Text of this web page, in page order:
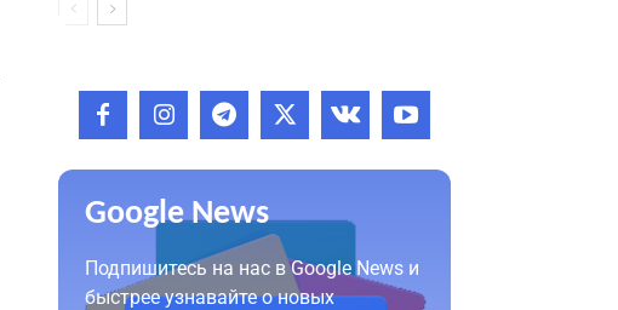
Google News
Подпишитесь на нас в Google News и
быстрее узнавайте о новых